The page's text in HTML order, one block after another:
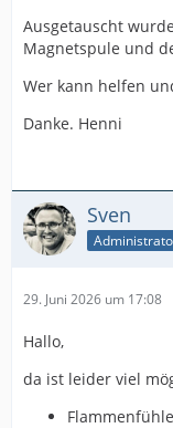
Ausgetauscht
Magnetspule und
Wer kann helfen
Danke. Henni
Sven
29. Juni 2026 um 17:08
Hallo,
da ist leider viel